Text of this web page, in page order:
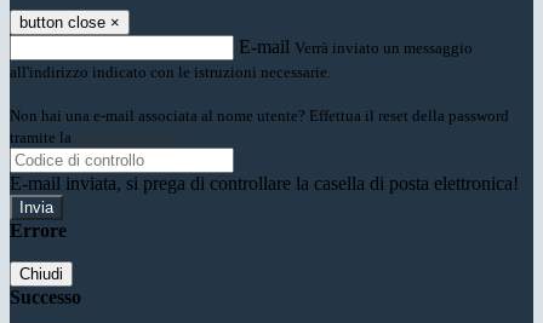
button close ×
E-mail Verrà inviato un messaggio
all'indirizzo indicato con le istruzioni necessarie.
Non hai una e-mail associata al nome utente? Effettua il reset della password
tramite la
E-mail inviata, si prega di controllare la casella di posta elettronica!
Errore
Chiudi
Successo